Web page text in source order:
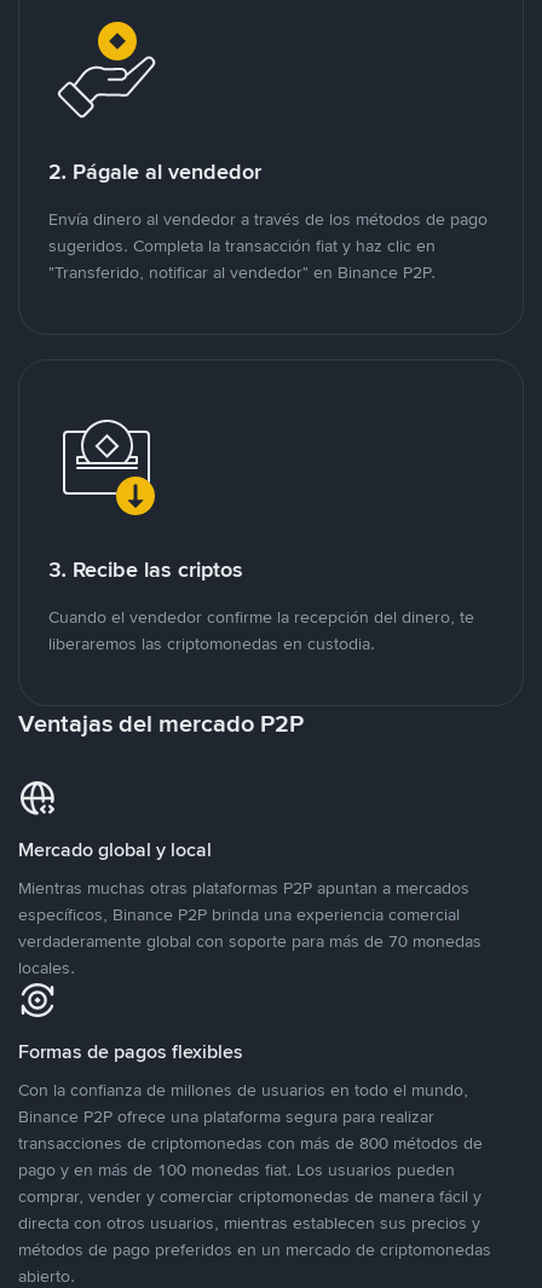
2. Págale al vendedor
Envía dinero al vendedor a través de los métodos de pago
sugeridos. Completa la transacción fiat y haz clic en
"Transferido, notificar al vendedor" en Binance P2P.
3. Recibe las criptos
Cuando el vendedor confirme la recepción del dinero, te
liberaremos las criptomonedas en custodia.
Ventajas del mercado P2P
Mercado global y local
Mientras muchas otras plataformas P2P apuntan a mercados
específicos, Binance P2P brinda una experiencia comercial
verdaderamente global con soporte para más de 70 monedas
locales.
Formas de pagos flexibles
Con la confianza de millones de usuarios en todo el mundo,
Binance P2P ofrece una plataforma segura para realizar
transacciones de criptomonedas con más de 800 métodos de
pago y en más de 100 monedas fiat. Los usuarios pueden
comprar, vender y comerciar criptomonedas de manera fácil y
directa con otros usuarios, mientras establecen sus precios y
métodos de pago preferidos en un mercado de criptomonedas
abierto.